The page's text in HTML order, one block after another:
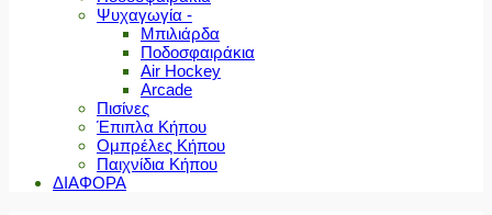
Ψυχαγωγία -
Μπιλιάρδα
Ποδοσφαιράκια
Air Hockey
Arcade
Πισίνες
Έπιπλα Κήπου
Ομπρέλες Κήπου
Παιχνίδια Κήπου
ΔΙΑΦΟΡΑ